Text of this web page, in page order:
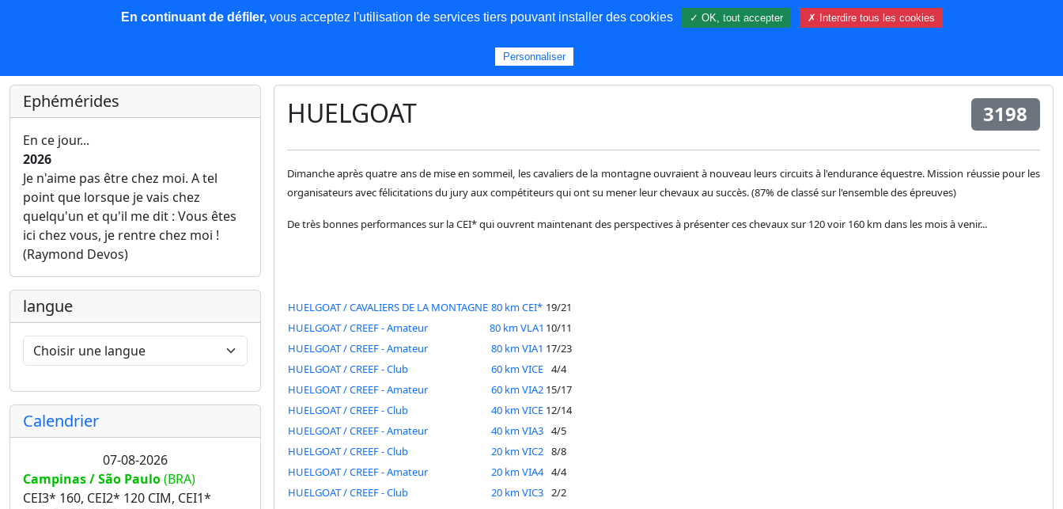
Les nouvelles Base de données Plus
Ephémérides
En ce jour...
2026
Je n'aime pas être chez moi. A tel
point que lorsque je vais chez
quelqu'un et qu'il me dit : Vous êtes
ici chez vous, je rentre chez moi !
(Raymond Devos)
langue
Calendrier
07-08-2026
Campinas / São Paulo(BRA)
CEI3* 160, CEI2* 120 CIM, CEI1*
HUELGOAT 3198
Dimanche après quatre ans de mise en sommeil, les cavaliers de la montagne ouvraient à nouveau leurs circuits à l'endurance équestre. Mission réussie pour les
organisateurs avec félicitations du jury aux compétiteurs qui ont su mener leur chevaux au succès. (87% de classé sur l'ensemble des épreuves)
De très bonnes performances sur la CEI* qui ouvrent maintenant des perspectives à présenter ces chevaux sur 120 voir 160 km dans les mois à venir...
HUELGOAT / CAVALIERS DE LA MONTAGNE 80 km CEI* 19/21
HUELGOAT / CREEF - Amateur
80 km VLA1 10/11
HUELGOAT / CREEF - Amateur
80 km VIA1 17/23
HUELGOAT / CREEF - Club
60 km VICE 4/4
HUELGOAT / CREEF - Amateur
60 km VIA2 15/17
HUELGOAT / CREEF - Club
40 km VICE 12/14
HUELGOAT / CREEF - Amateur
40 km VIA3 4/5
HUELGOAT / CREEF - Club
20 km VIC2 8/8
HUELGOAT / CREEF - Amateur
20 km VIA4 4/4
HUELGOAT / CREEF - Club
20 km VIC3 2/2
En continuant de défiler,vous acceptez l'utilisation de services tiers pouvant installer des cookies ✓ OK, tout accepter ✗ Interdire tous les cookies
Personnaliser